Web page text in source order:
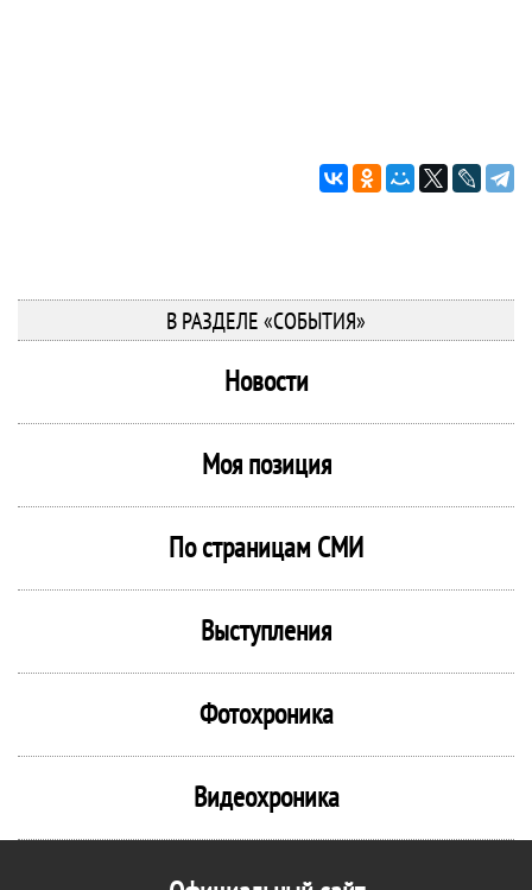
В РАЗДЕЛЕ «СОБЫТИЯ»
Новости
Моя позиция
По страницам СМИ
Выступления
Фотохроника
Видеохроника